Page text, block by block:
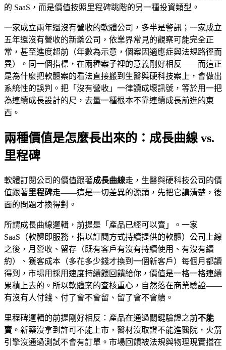
的 SaaS，而是價值按照里程碑跳階的另一種投資類型。
一家成立兩年還沒有營收的軟體公司，多半是警訊；一家成立
五年還沒有營收的新藥公司，依業界常見的觀察可能完全正
常，甚至進度超前（年數為示意，個案因適應症與法規路徑而
異）。同一個指標，在兩種案子裡的意義剛好相反——而這正
是為什麼把軟體案的看法直接搬到生醫與硬科技案上，會做出
系統性的誤判。把「沒有營收」一律讀成壞訊號，等於用一把
為連續成長設計的尺，去量一種根本不靠連續成長前進的東
西。
兩種價值是怎麼長出來的：成長曲線 vs.
里程碑
軟體訂閱公司的價值跟著成長曲線走，生醫與硬科技公司的價
值跟著里程碑走——這是一切差異的源頭，先把它講清楚，後
面的問題才換得對。
所謂成長曲線邏輯，前提是「產品已經可以賣」。一家
SaaS（軟體即服務，指以訂閱方式持續提供的軟體）公司上線
之後，月營收、留存（既有客戶有沒有持續使用、有沒有續
約）、獲客成本（多花多少錢才換到一個新客戶）每個月都讀
得到，市場用採用速度持續餵回饋給你，價值是一格一格連續
累積上去的。所以軟體案的查核重心，自然落在商業驗證——
有沒有人付錢、付了會不會留、留了會不會續。
里程碑邏輯的前提剛好相反：產品在通過關鍵驗證之前不能
賣 。新藥沒拿到許可不能上市，醫材沒取證不能進醫院，火箭
引擎沒通過測試不會有訂單。市場回饋被法規與物理現實擋在